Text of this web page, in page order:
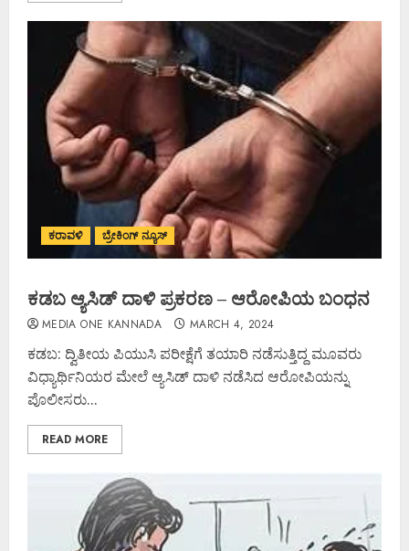
ಕರಾವಳಿ ಬ್ರೇಕಿಂಗ್ ನ್ಯೂಸ್
ಕಡಬ ಆ್ಯಸಿಡ್ ದಾಳಿ ಪ್ರಕರಣ – ಆರೋಪಿಯ ಬಂಧನ
MEDIA ONE KANNADA MARCH 4, 2024
ಕಡಬ: ದ್ವಿತೀಯ ಪಿಯುಸಿ ಪರೀಕ್ಷೆಗೆ ತಯಾರಿ ನಡೆಸುತ್ತಿದ್ದ ಮೂವರು
ವಿಧ್ಯಾರ್ಥಿನಿಯರ ಮೇಲೆ ಆ್ಯಸಿಡ್ ದಾಳಿ ನಡೆಸಿದ ಆರೋಪಿಯನ್ನು
ಪೊಲೀಸರು...
READ MORE